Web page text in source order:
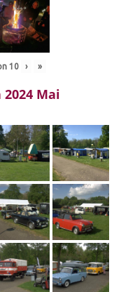
10 › »
Mai